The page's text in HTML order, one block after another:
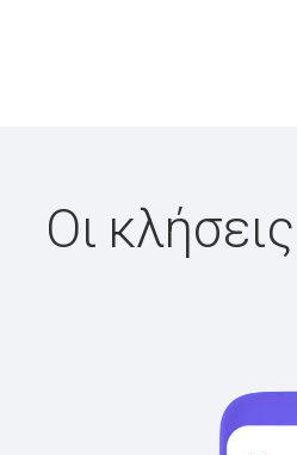
Οι